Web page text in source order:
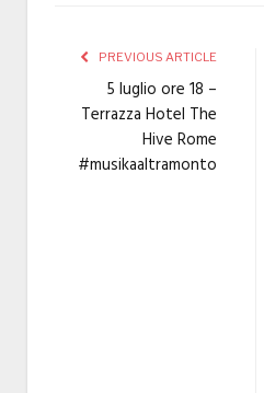
PREVIOUS ARTICLE
5 luglio ore 18 –
Terrazza Hotel The
Hive Rome
#musikaaltramonto